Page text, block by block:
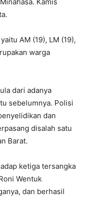
AM (19), LM (19),
warga
dari adanya
sebelumnya. Polisi
dan
disalah satu
Barat.
ketiga tersangka
Wentuk
dan berhasil